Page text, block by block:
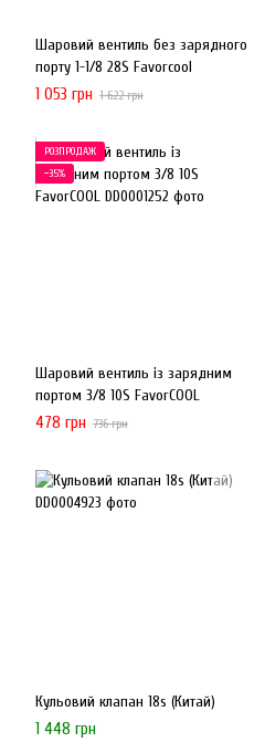
Шаровий вентиль без зарядного
порту 1-1/8 28S Favorcool
1 053 грн 1 622 грн
РОЗПРОДАЖ
−35%
Шаровий вентиль із зарядним
портом 3/8 10S FavorCOOL
478 грн 736 грн
Кульовий клапан 18s (Китай)
1 448 грн